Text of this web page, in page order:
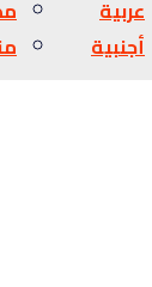
عربية
أجنبية